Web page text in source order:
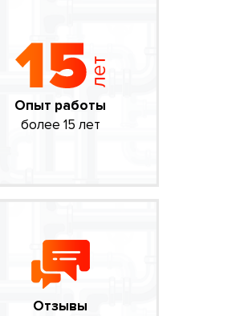
Опыт работы
более 15 лет
Отзывы